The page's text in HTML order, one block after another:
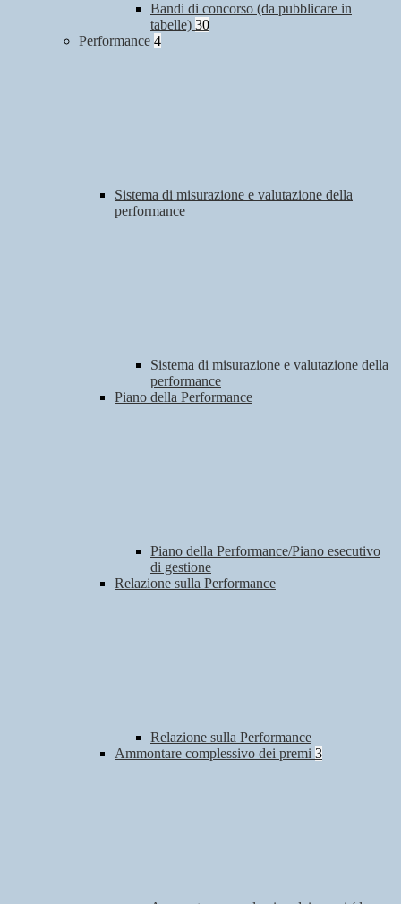
Bandi di concorso (da pubblicare in
tabelle) 30
Performance 4
Sistema di misurazione e valutazione della
performance
Sistema di misurazione e valutazione della
performance
Piano della Performance
Piano della Performance/Piano esecutivo
di gestione
Relazione sulla Performance
Relazione sulla Performance
Ammontare complessivo dei premi 3